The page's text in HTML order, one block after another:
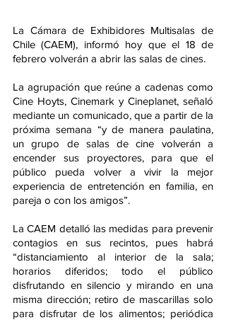
La Cámara de Exhibidores Multisalas de
Chile (CAEM), informó hoy que el 18 de
febrero volverán a abrir las salas de cines.
La agrupación que reúne a cadenas como
Cine Hoyts, Cinemark y Cineplanet, señaló
mediante un comunicado, que a partir de la
próxima semana “y de manera paulatina,
un grupo de salas de cine volverán a
encender sus proyectores, para que el
público pueda volver a vivir la mejor
experiencia de entretención en familia, en
pareja o con los amigos”.
La CAEM detalló las medidas para prevenir
contagios en sus recintos, pues habrá
“distanciamiento al interior de la sala;
horarios diferidos; todo el público
disfrutando en silencio y mirando en una
misma dirección; retiro de mascarillas solo
para disfrutar de los alimentos; periódica